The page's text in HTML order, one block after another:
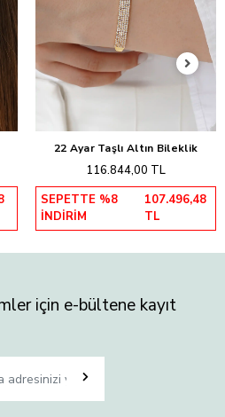
Sepete Ekle
22 Ayar Taşlı Altın Bileklik
116.844,00 TL
SEPETTE %8
İNDİRİM
107.496,48
TL
için e-bültene kayıt